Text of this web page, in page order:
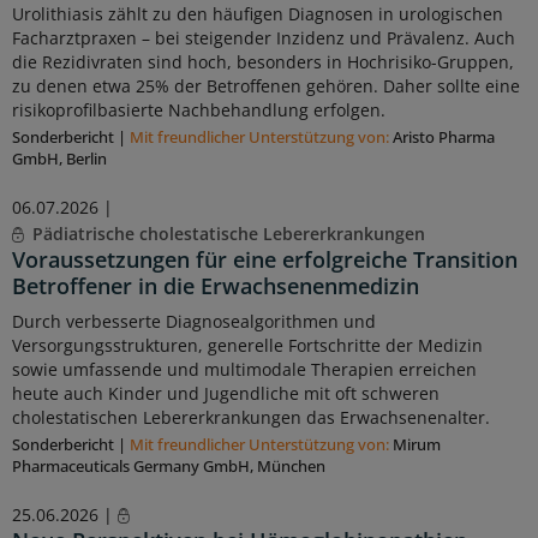
Urolithiasis zählt zu den häufigen Diagnosen in urologischen
Facharztpraxen – bei steigender Inzidenz und Prävalenz. Auch
die Rezidivraten sind hoch, besonders in Hochrisiko-Gruppen,
zu denen etwa 25% der Betroffenen gehören. Daher sollte eine
risikoprofilbasierte Nachbehandlung erfolgen.
Sonderbericht | Mit freundlicher Unterstützung von:Aristo Pharma
GmbH, Berlin
06.07.2026 |
Pädiatrische cholestatische Lebererkrankungen
Voraussetzungen für eine erfolgreiche Transition
Betroffener in die Erwachsenenmedizin
Durch verbesserte Diagnosealgorithmen und
Versorgungsstrukturen, generelle Fortschritte der Medizin
sowie umfassende und multimodale Therapien erreichen
heute auch Kinder und Jugendliche mit oft schweren
cholestatischen Lebererkrankungen das Erwachsenenalter.
Sonderbericht | Mit freundlicher Unterstützung von: Mirum
Pharmaceuticals Germany GmbH, München
25.06.2026 |